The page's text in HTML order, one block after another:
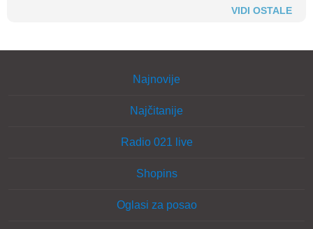
VIDI OSTALE
Najnovije
Najčitanije
Radio 021 live
Shopins
Oglasi za posao